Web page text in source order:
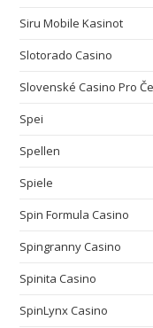
Siru Mobile Kasinot
Slotorado Casino
Slovenské Casino Pro
Spei
Spellen
Spiele
Spin Formula Casino
Spingranny Casino
Spinita Casino
SpinLynx Casino